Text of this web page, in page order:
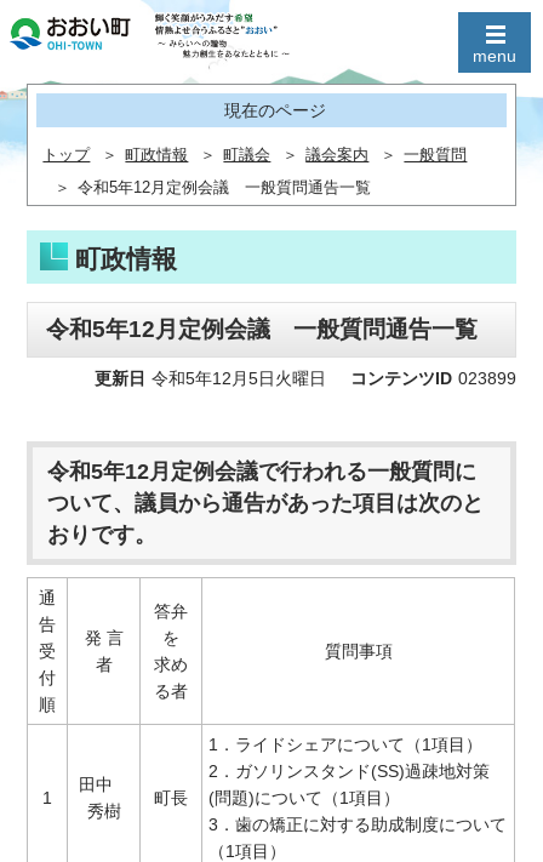
現在のページ
トップ 町政情報 町議会 議会案内
一般質問
令和5年12月定例会議 一般質問通告一覧
町政情報
令和5年12月定例会議 一般質問通告一覧
更新日 令和5年12月5日火曜日 コンテンツID 023899
令和5年12月定例会議で行われる一般質問に
ついて、議員から通告があった項目は次のと
おりです。
通
告
受
付
順
発 言
者
答弁
を
求め
る者
質問事項
1
田中
秀樹
町長
1．ライドシェアについて（1項目）
2．ガソリンスタンド(SS)過疎地対策
(問題)について（1項目）
3．歯の矯正に対する助成制度について
（1項目）